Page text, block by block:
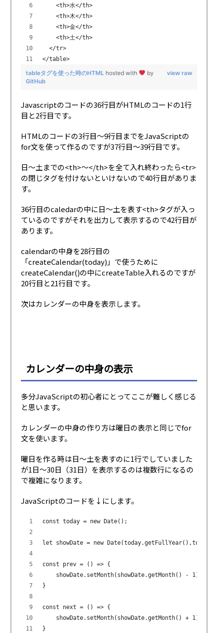
    <th>水</th>
    <th>木</th>
    <th>金</th>
    <th>土</th>
  </tr>
</table>
view raw
tableタグを使った時のHTML hosted with
by
GitHub
Javascriptのコードの36行目がHTMLのコードの1行
目と2行目です。
HTMLのコードの3行目〜9行目までをJavaScriptの
for文を使って作るのですが37行目〜39行目です。
日〜土までの<th>〜</th>を全て入れ終わったら<tr>
の閉じタグを付けないといけないので40行目がありま
す。
36行目のcaledarの中に日〜土を表す<th>タグが入っ
ているのですがそれを出力して表示するので42行目が
あります。
calendarの中身を28行目の
「createCalendar(today)」で使うために
createCalendar()の中にcreateTable入れるのですが
20行目と21行目です。
次はカレンダーの中身を表示します。
カレンダーの中身の表示
多分JavaScriptの初心者にとってここが難しく感じる
と思います。
カレンダーの中身の作り方は曜日の表示と同じでfor
文を使います。
曜日を作る時は日〜土を表すのに1行でしていました
が1日〜30日（31日）を表示するのは複数行になるの
で複雑になります。
JavaScriptのコードを↓にします。
const today = new Date();
let showDate = new
const prev = () => {
    showDate.setMonth(showDate.getMonth() - 1);
}
const next = () => {
    showDate.setMonth(showDate.getMonth() + 1);
}